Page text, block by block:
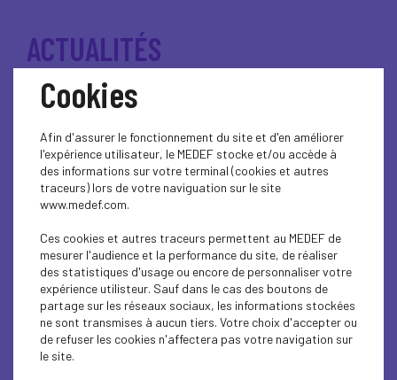
ACTUALITÉS
AFFAIRES SOCIALES
ÉCONOMIE ET TERRITOIRES
EMPLOI ET COMPETENCES
INTERNATIONAL
Cookies
Afin d'assurer le fonctionnement du site et d'en améliorer
l'expérience utilisateur, le MEDEF stocke et/ou accède à
des informations sur votre terminal (cookies et autres
traceurs) lors de votre naviguation sur le site
www.medef.com.
Ces cookies et autres traceurs permettent au MEDEF de
mesurer l'audience et la performance du site, de réaliser
des statistiques d'usage ou encore de personnaliser votre
expérience utilisteur. Sauf dans le cas des boutons de
partage sur les réseaux sociaux, les informations stockées
ne sont transmises à aucun tiers. Votre choix d'accepter ou
de refuser les cookies n'affectera pas votre navigation sur
le site.